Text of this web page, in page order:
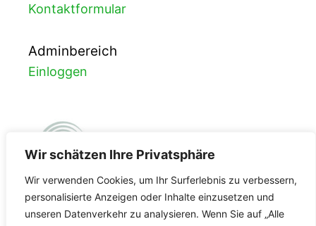
Wir schätzen Ihre Privatsphäre
Wir verwenden Cookies, um Ihr Surferlebnis zu verbessern,
personalisierte Anzeigen oder Inhalte einzusetzen und
unseren Datenverkehr zu analysieren. Wenn Sie auf „Alle
Kontaktformular
Adminbereich
Einloggen